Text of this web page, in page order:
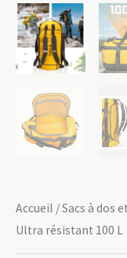
Accueil /Sacs à dos
Ultra résistant 100 L